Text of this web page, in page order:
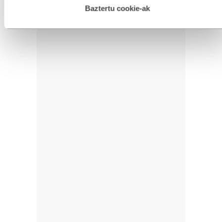
esplizitua ematen diguzu.Gehiago irakurri
Baztertu cookie-ak